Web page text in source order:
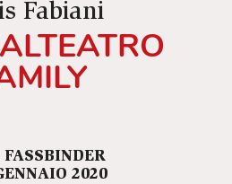
Fabiani
2020